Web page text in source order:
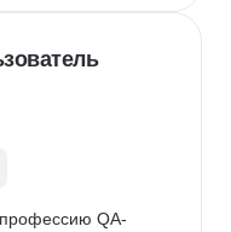
занимает гораздо
QA-